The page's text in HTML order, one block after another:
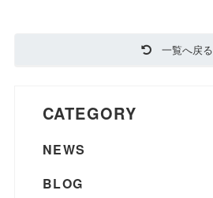
一覧へ戻る
CATEGORY
NEWS
BLOG